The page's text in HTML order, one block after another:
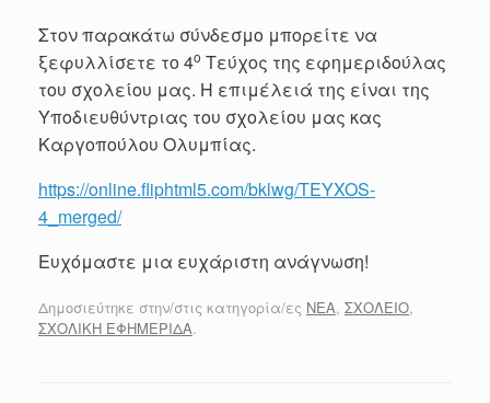
Στον παρακάτω σύνδεσμο μπορείτε να
ξεφυλλίσετε το 4ο Τεύχος της εφημεριδούλας
του σχολείου μας. Η επιμέλειά της είναι της
Υποδιευθύντριας του σχολείου μας κας
Καργοπούλου Ολυμπίας.
https://online.fliphtml5.com/bklwg/TEYXOS-
4_merged/
Ευχόμαστε μια ευχάριστη ανάγνωση!
Δημοσιεύτηκε στην/στις κατηγορία/ες ΝΕΑ, ΣΧΟΛΕΙΟ,
ΣΧΟΛΙΚΗ ΕΦΗΜΕΡΙΔΑ.